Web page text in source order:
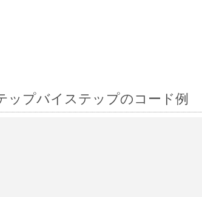
ップバイステップのコード例